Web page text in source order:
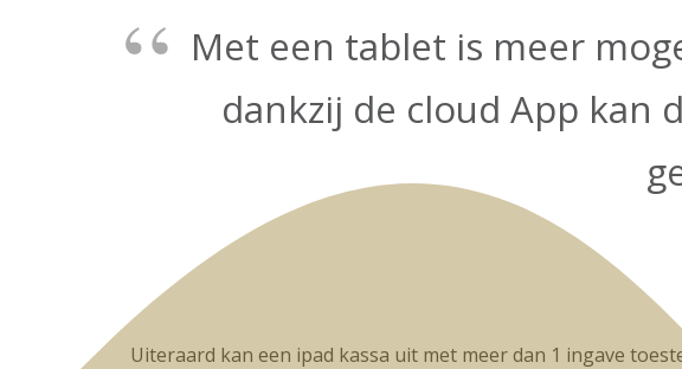
Met een tablet is meer
dankzij de cloud App kan
Uiteraard kan een ipad kassa uit met meer dan 1 ingave